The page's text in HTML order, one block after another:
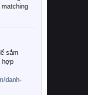
sắm
hợp
danh-